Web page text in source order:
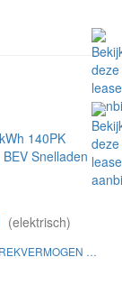
(elektrisch)
71KWH 140PK ELEKTRISCH 344KM WLTP 2300KG TREKVERMOGEN BEV SNELLADEN STOEL + STUUR VERWARMING LED CRU